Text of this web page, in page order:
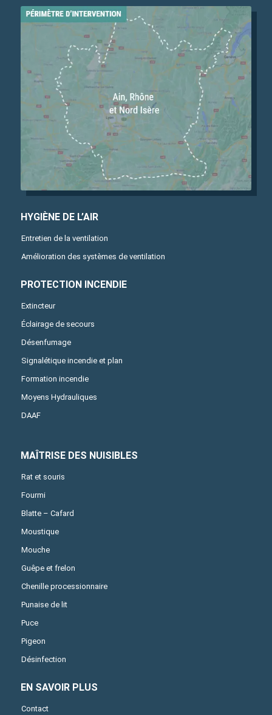
HYGIÈNE DE L’AIR
Entretien de la ventilation
Amélioration des systèmes de ventilation
PROTECTION INCENDIE
Extincteur
Éclairage de secours
Désenfumage
Signalétique incendie et plan
Formation incendie
Moyens Hydrauliques
DAAF
MAÎTRISE DES NUISIBLES
Rat et souris
Fourmi
Blatte – Cafard
Moustique
Mouche
Guêpe et frelon
Chenille processionnaire
Punaise de lit
Puce
Pigeon
Désinfection
EN SAVOIR PLUS
Contact